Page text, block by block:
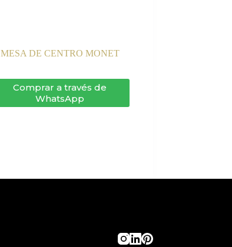
MESA DE CENTRO MONET
Comprar a través de
WhatsApp